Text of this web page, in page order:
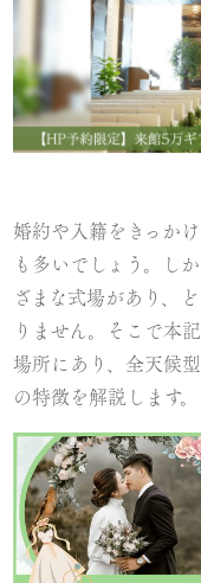
婚約や入籍をきっか
も多いでしょう。し
ざまな式場があり、
りません。そこで本
場所にあり、全天候
の特徴を解説します。